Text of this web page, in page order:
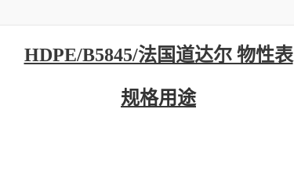
HDPE/B5845/法国道达尔 物性表
规格用途